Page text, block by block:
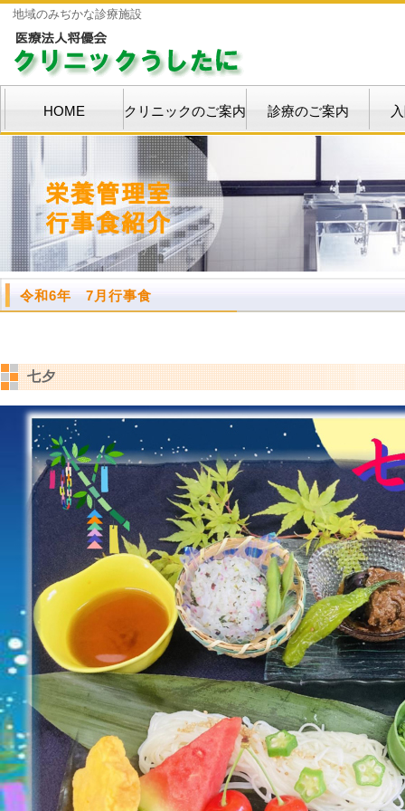
地域のみぢかな診療施設
HOME クリニックのご案内 診療のご案内
令和6年 7月行事食
七夕